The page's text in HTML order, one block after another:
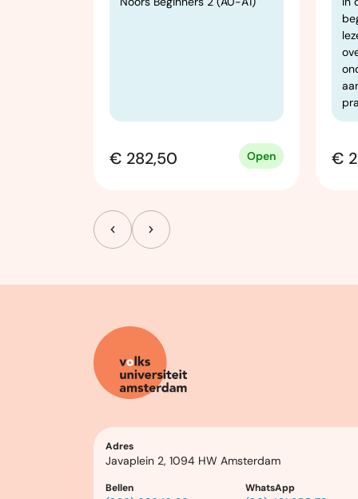
€ 282,50 Open €
Adres
Javaplein 2, 1094 HW Amsterdam
Bellen WhatsApp